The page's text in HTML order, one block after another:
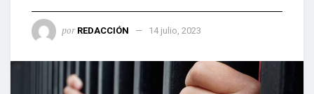
por REDACCIÓN 14 julio, 2023